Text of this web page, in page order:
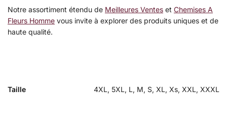
Notre assortiment étendu de Meilleures Ventes et Chemises A
Fleurs Homme vous invite à explorer des produits uniques et de
haute qualité.
Taille 4XL, 5XL, L, M, S, XL, Xs, XXL, XXXL